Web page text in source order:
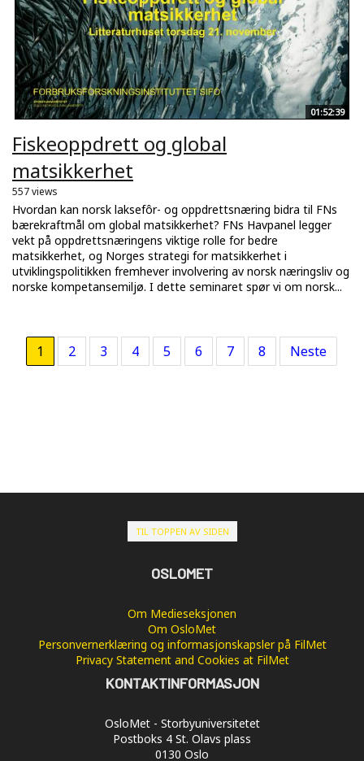
01:52:39
Fiskeoppdrett og global
matsikkerhet
557 views
Hvordan kan norsk laksefôr- og oppdrettsnæring bidra til FNs
bærekraftmål om global matsikkerhet? FNs Havpanel legger
vekt på oppdrettsnæringens viktige rolle for bedre
matsikkerhet, og Norges strategi for matsikkerhet i
utviklingspolitikken fremhever involvering av norsk næringsliv og
norske kompetansemiljø. I dette seminaret spør vi om norsk...
1 2 3 4 5 6 7 8 Neste
TIL TOPPEN AV SIDEN
OSLOMET
Om Medieseksjonen
Om OsloMet
Personvernerklæring og informasjonskapsler på FilMet
Privacy Statement and Cookies at FilMet
KONTAKTINFORMASJON
OsloMet - Storbyuniversitetet
Postboks 4 St. Olavs plass
0130 Oslo